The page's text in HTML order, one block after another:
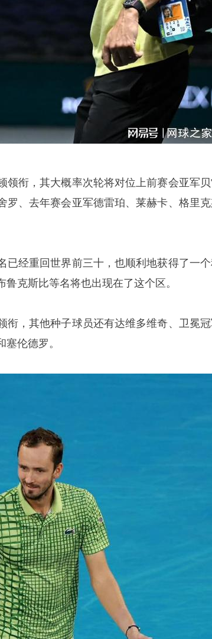
领衔，其大概率次轮将对位上前赛会亚军
罗、去年赛会亚军德雷珀、莱赫卡、格里
已经重回世界前三十，也顺利地获得了一
克斯比等名将也出现在了这个区。
衔，其他种子球员还有达维多维奇、卫冕
伦德罗。